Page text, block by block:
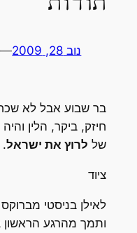
נוב 28, 2009 —
בר שבוע אבל לא
חיזק, ביקר, הלין
של לרוץ את ישראל.
ציוד
לאילן בניסטי
ותמך מהרגע הראשון